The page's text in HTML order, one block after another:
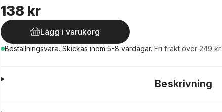
138 kr
Lägg i varukorg
Beställningsvara. Skickas inom 5-8 vardagar. Fri frakt över 249 kr.
Beskrivning